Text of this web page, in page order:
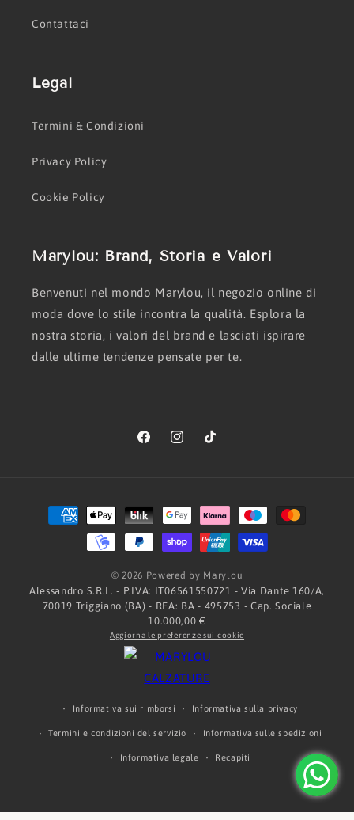
Contattaci
Legal
Termini & Condizioni
Privacy Policy
Cookie Policy
Marylou: Brand, Storia e Valori
Benvenuti nel mondo Marylou, il negozio online di
moda dove lo stile incontra la qualità. Esplora la
nostra storia, i valori del brand e lasciati ispirare
dalle ultime tendenze pensate per te.
FacebookInstagramTikTok
Metodi
di
pagamento
© 2026 Powered by Marylou
Alessandro S.R.L. - P.IVA: IT06561550721 - Via Dante 160/A,
70019 Triggiano (BA) - REA: BA - 495753 - Cap. Sociale
10.000,00 €
Aggiorna le preferenze sui cookie
Informativa sui rimborsi Informativa sulla privacy
Termini e condizioni del servizio Informativa sulle spedizioni
Informativa legale Recapiti